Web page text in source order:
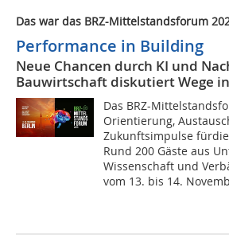
Das war das BRZ-Mittelstandsforum
Performance in Building
Neue Chancen durch KI und
Bauwirtschaft diskutiert Wege
Das BRZ-
Orientierung,
Zukunftsimpulse
Rund 200 Gäste aus
Wissenschaft und
vom 13. bis 14.